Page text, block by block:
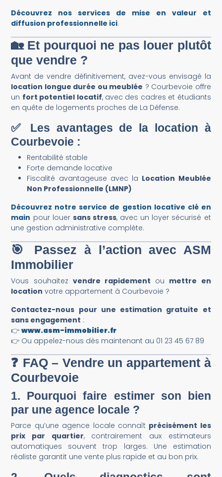
Découvrez nos services de mise en valeur et
diffusion professionnelle ici.
🏡 Et pourquoi ne pas louer plutôt
que vendre ?
Avant de vendre définitivement, avez-vous envisagé la
location longue durée ou meublée ? Courbevoie offre
un fort potentiel locatif, avec des cadres et étudiants
en quête de logements proches de La Défense.
✅ Les avantages de la location à
Courbevoie :
Rentabilité stable
Forte demande locative
Fiscalité avantageuse avec la Location Meublée
Non Professionnelle (LMNP)
Découvrez notre service de gestion locative clé en
main pour louer sans stress, avec un loyer sécurisé et
une gestion administrative complète.
🎯 Passez à l’action avec ASM
Immobilier
Vous souhaitez vendre rapidement ou mettre en
location votre appartement à Courbevoie ?
Contactez-nous pour une estimation gratuite et
sans engagement :
👉www.asm-immobilier.fr
👉 Ou appelez-nous dès maintenant au 01 23 45 67 89
❓ FAQ – Vendre un appartement à
Courbevoie
1. Pourquoi faire estimer son bien
par une agence locale ?
Parce qu’une agence locale connaît précisément les
prix par quartier, contrairement aux estimateurs
automatiques souvent trop larges. Une estimation
réaliste garantit une vente plus rapide et au bon prix.